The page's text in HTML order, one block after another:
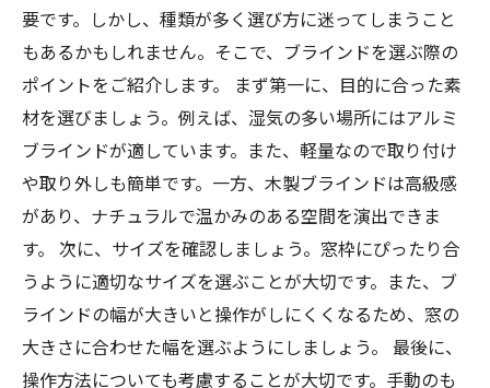
要です。しかし、種類が多く選び方に迷ってしまうこと
もあるかもしれません。そこで、ブラインドを選ぶ際の
ポイントをご紹介します。 まず第一に、目的に合った素
材を選びましょう。例えば、湿気の多い場所にはアルミ
ブラインドが適しています。また、軽量なので取り付け
や取り外しも簡単です。一方、木製ブラインドは高級感
があり、ナチュラルで温かみのある空間を演出できま
す。 次に、サイズを確認しましょう。窓枠にぴったり合
うように適切なサイズを選ぶことが大切です。また、ブ
ラインドの幅が大きいと操作がしにくくなるため、窓の
大きさに合わせた幅を選ぶようにしましょう。 最後に、
操作方法についても考慮することが大切です。手動のも